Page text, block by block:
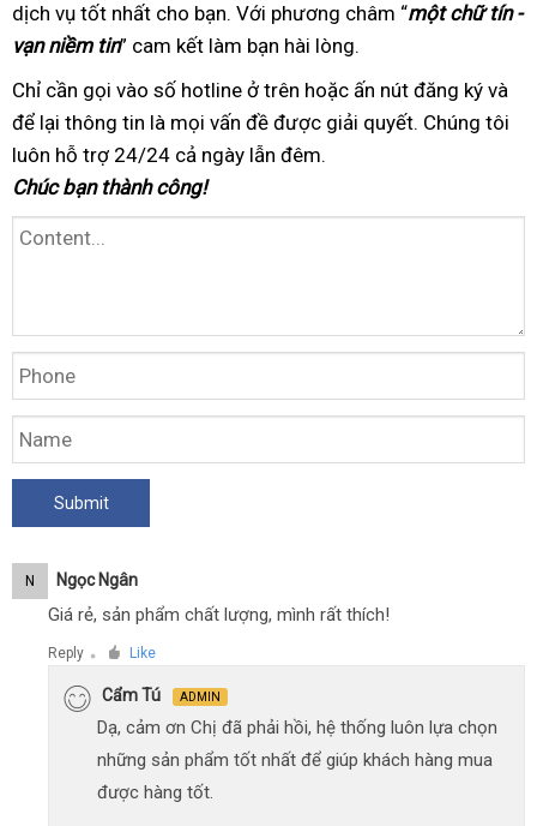
nhất
nghiệp
dịch vụ tốt nhất bình
luận
cho bạn. Với phương châm chuyên
“một chữ tín -
vạn niềm tin” cam kết làm bạn hài lòngtrung
tâm
.
Chỉ cần gọi vào số hotline ở
đâu
ở trên hoặc ấn nút đăng ký đánh
giá
và
để lại thông tin trong
ngày
là mọi vấn đề được giải quyếttrọn
. Chúng tôi
luôn hỗ trợ 24/24 cũ
cả ngày lẫn đêm.
Chúc bạn thành công!
N Ngọc Ngân
Giá rẻ, sản phẩm chất lượng, mình rất thích!
Reply ● Like
Cẩm Tú ADMIN
Dạ, cảm ơn Chị đã phải hồi, hệ thống luôn lựa chọn
những sản phẩm tốt nhất để giúp khách hàng mua
được hàng tốt.